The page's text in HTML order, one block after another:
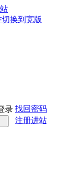
切换到宽版
录 找回密码
注册进站